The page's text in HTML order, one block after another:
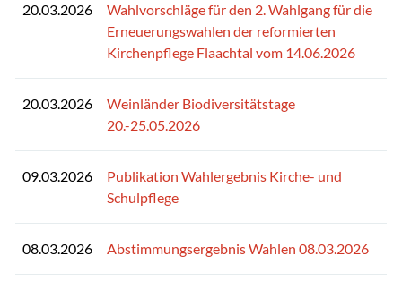
20.03.2026
Wahlvorschläge für den 2. Wahlgang für die
Erneuerungswahlen der reformierten
Kirchenpflege Flaachtal vom 14.06.2026
20.03.2026
Weinländer Biodiversitätstage
20.-25.05.2026
09.03.2026
Publikation Wahlergebnis Kirche- und
Schulpflege
08.03.2026 Abstimmungsergebnis Wahlen 08.03.2026